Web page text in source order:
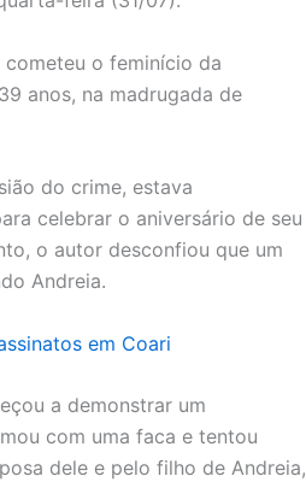
cometeu o feminício da
anos, na madrugada de
do crime, estava
celebrar o aniversário de seu
o autor desconfiou que um
Andreia.
em Coari
a demonstrar um
com uma faca e tentou
dele e pelo filho de Andreia,